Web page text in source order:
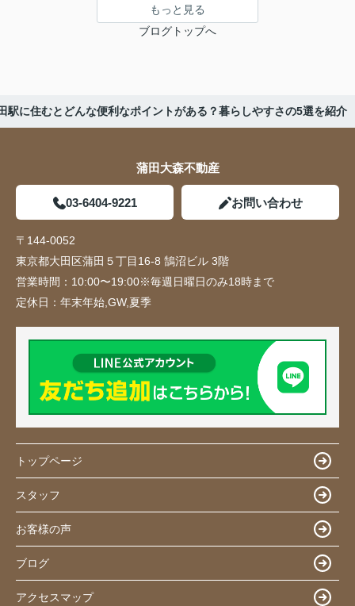
もっと見る
ブログトップへ
駅に住むとどんな便利なポイントがある？暮らしやすさの5選を紹介
蒲田大森不動産
03-6404-9221 お問い合わせ
〒144-0052
東京都大田区蒲田５丁目16-8 鵠沼ビル 3階
営業時間： 10:00〜19:00※毎週日曜日のみ18時まで
定休日： 年末年始,GW,夏季
トップページ
スタッフ
お客様の声
ブログ
アクセスマップ